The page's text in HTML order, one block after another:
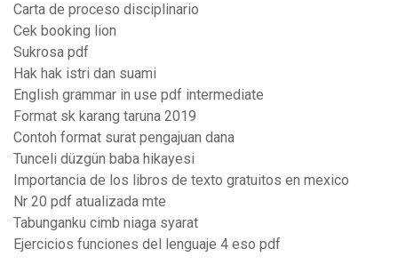
Carta de proceso disciplinario
Cek booking lion
Sukrosa pdf
Hak hak istri dan suami
English grammar in use pdf intermediate
Format sk karang taruna 2019
Contoh format surat pengajuan dana
Tunceli düzgün baba hikayesi
Importancia de los libros de texto gratuitos en mexico
Nr 20 pdf atualizada mte
Tabunganku cimb niaga syarat
Ejercicios funciones del lenguaje 4 eso pdf